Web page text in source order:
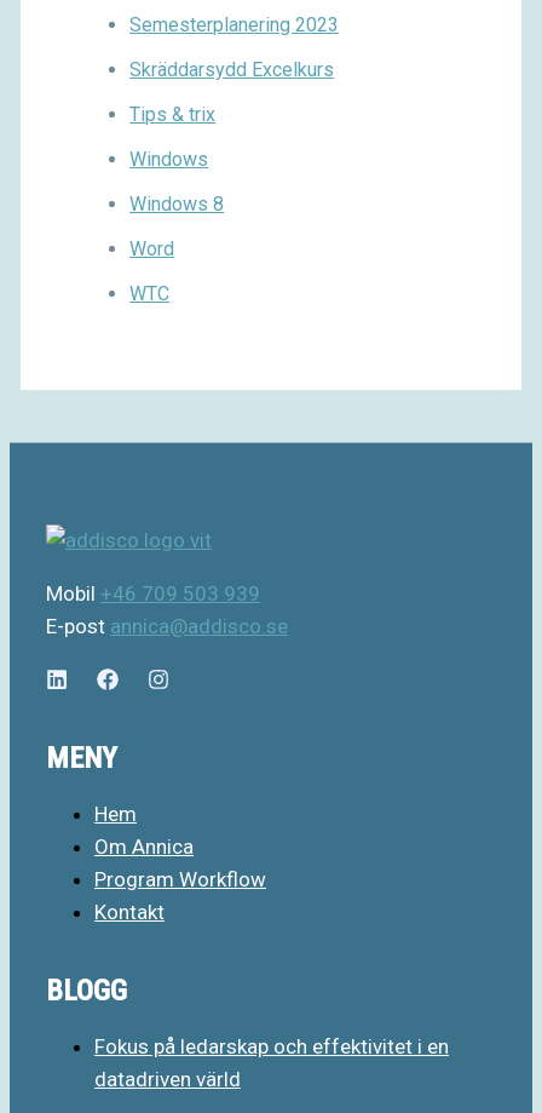
Semesterplanering 2023
Skräddarsydd Excelkurs
Tips & trix
Windows
Windows 8
Word
WTC
Mobil +46 709 503 939
E-post annica@addisco.se
MENY
Hem
Om Annica
Program Workflow
Kontakt
BLOGG
Fokus på ledarskap och effektivitet i en
datadriven värld